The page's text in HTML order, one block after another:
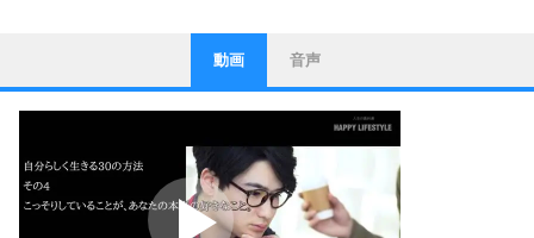
1
ストレス対策
他人と比べない。
いっそのこと、他人を見ない。
いらいらしない人になる30の方法
プラス思考
ポジティブになれない原因は、行動しないから。
ポジティブ思考になる30の方法
動画 音声